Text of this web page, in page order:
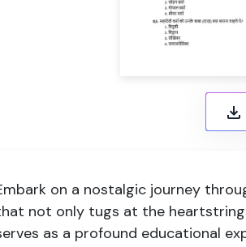
on a nostalgic journey
not only tugs at the
as a profound educational